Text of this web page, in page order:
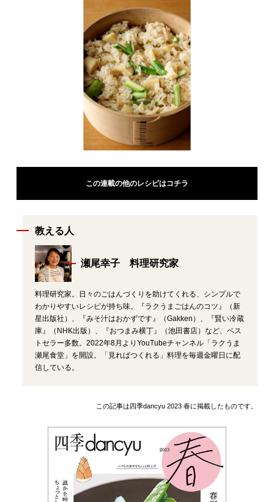
この連載の他のレシピはコチラ
教える人
瀬尾幸子 料理研究家
料理研究家。日々のごはんづくりを助けてくれる、シンプルで
わかりやすいレシピが持ち味。『ラクうまごはんのコツ』（新
星出版社）、『みそ汁はおかずです』（Gakken）、『賢い冷蔵
庫』（NHK出版）、『おつまみ横丁』（池田書店）など、ベス
トセラー多数。2022年8月よりYouTubeチャンネル「ラクうま
瀬尾食堂」を開設。「見ればつくれる」料理を毎週金曜日に配
信している。
この記事は四季dancyu 2023 春に掲載したものです。